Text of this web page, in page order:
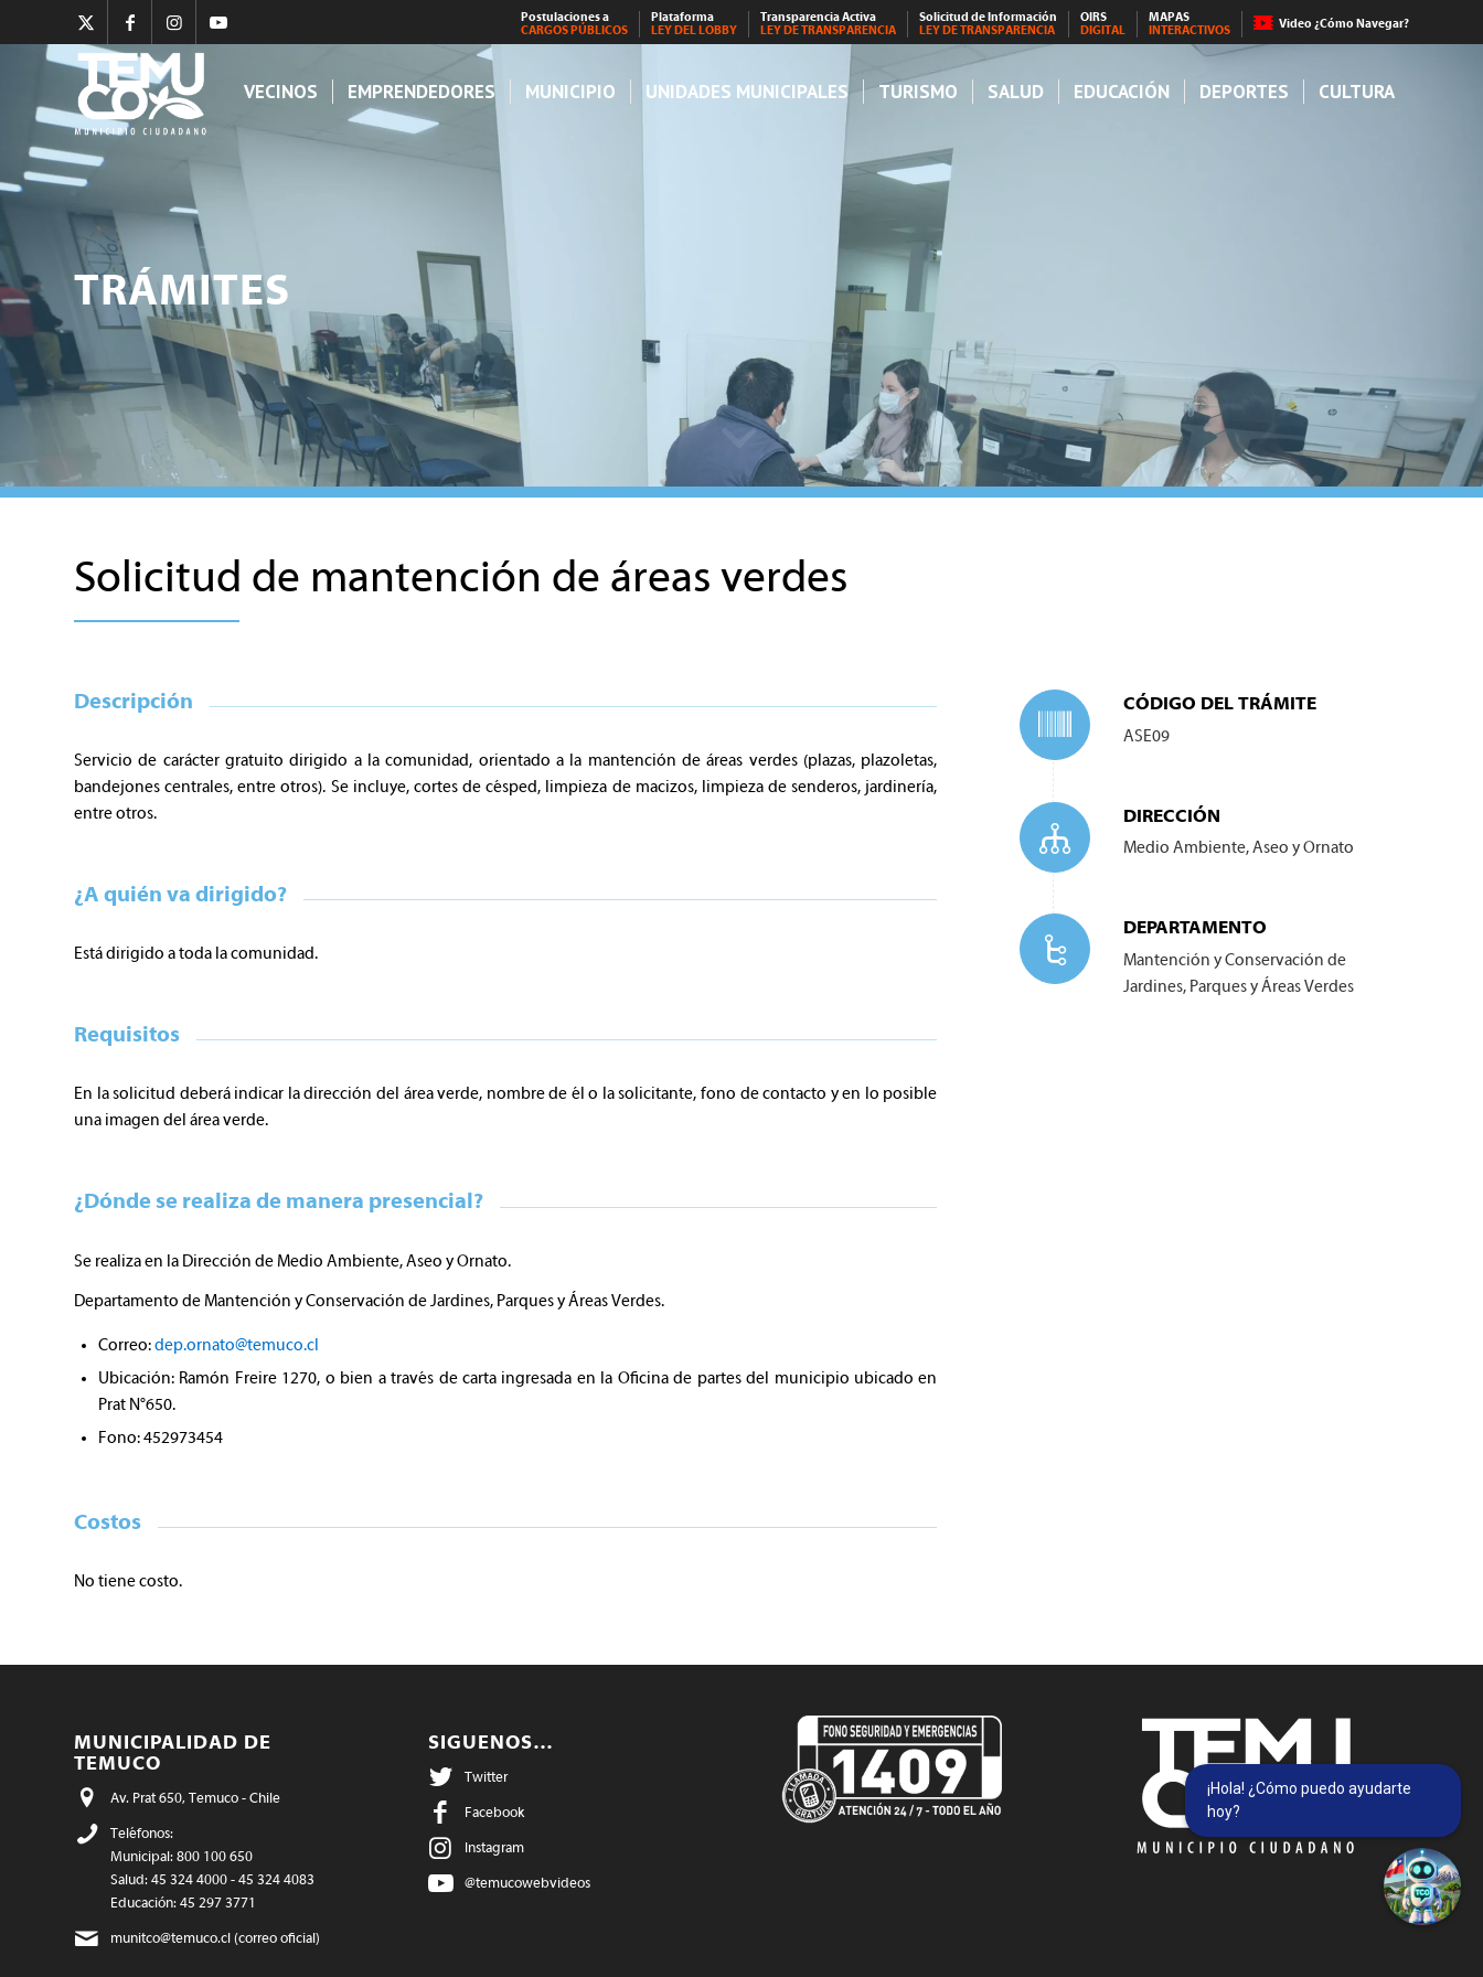
Postulaciones a
CARGOS PÚBLICOS
Plataforma
LEY DEL LOBBY
Transparencia Activa
LEY DE TRANSPARENCIA
Solicitud de Información
LEY DE TRANSPARENCIA
OIRS
DIGITAL
MAPAS
INTERACTIVOS
Video ¿Cómo Navegar?
VECINOS EMPRENDEDORES MUNICIPIO UNIDADES MUNICIPALES TURISMO SALUD EDUCACIÓN DEPORTES CULTURA
TRÁMITES
Solicitud de mantención de áreas verdes
Descripción
Servicio de carácter gratuito dirigido a la comunidad, orientado a la mantención de áreas verdes (plazas, plazoletas,
bandejones centrales, entre otros). Se incluye, cortes de césped, limpieza de macizos, limpieza de senderos, jardinería,
entre otros.
¿A quién va dirigido?
Está dirigido a toda la comunidad.
Requisitos
En la solicitud deberá indicar la dirección del área verde, nombre de él o la solicitante, fono de contacto y en lo posible
una imagen del área verde.
¿Dónde se realiza de manera presencial?
Se realiza en la Dirección de Medio Ambiente, Aseo y Ornato.
Departamento de Mantención y Conservación de Jardines, Parques y Áreas Verdes.
Correo:dep.ornato@temuco.cl
Ubicación: Ramón Freire 1270, o bien a través de carta ingresada en la Oficina de partes del municipio ubicado en
Prat N°650.
Fono: 452973454
Costos
No tiene costo.
CÓDIGO DEL TRÁMITE
ASE09
DIRECCIÓN
Medio Ambiente, Aseo y Ornato
DEPARTAMENTO
Mantención y Conservación de
Jardines, Parques y Áreas Verdes
MUNICIPALIDAD DE
TEMUCO
Av. Prat 650, Temuco - Chile
Teléfonos:
Municipal: 800 100 650
Salud: 45 324 4000 - 45 324 4083
Educación: 45 297 3771
munitco@temuco.cl (correo oficial)
SIGUENOS…
Twitter
Facebook
Instagram
@temucowebvideos
¡Hola! ¿Cómo puedo ayudarte
hoy?